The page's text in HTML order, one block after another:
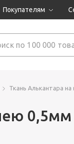
Покупателям
Как оформить
Ткань Алькантара